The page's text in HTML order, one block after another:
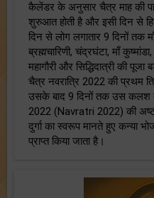
कैलेंडर के अनुसार चैत्र माह की
शुरुआत होती है और इसी दिन से
दिन से लोग लगातार 9 दिनों तक
ब्रह्मचारिणी, चंद्रघंटा, माँ
महागौरी और सिद्धिदात्री की
चैत्र नवरात्रि 2022 की प्रथम
उसके बाद 9 दिनों तक उस कलश
2022 (Navratri 2022) की
दुर्गा का स्वरूप मानते हुए कन्या
प्राप्त किया जाता है।